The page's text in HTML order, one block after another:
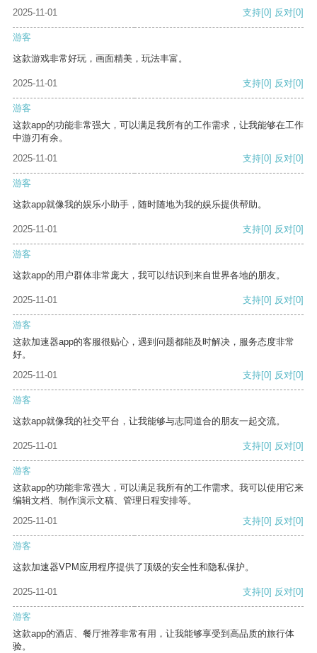
2025-11-01 支持[0] 反对[0]
游客
这款游戏非常好玩，画面精美，玩法丰富。
2025-11-01 支持[0] 反对[0]
游客
这款app的功能非常强大，可以满足我所有的工作需求，让我能够在工作
中游刃有余。
2025-11-01
支持[0] 反对[0]
游客
这款app就像我的娱乐小助手，随时随地为我的娱乐提供帮助。
2025-11-01 支持[0] 反对[0]
游客
这款app的用户群体非常庞大，我可以结识到来自世界各地的朋友。
2025-11-01 支持[0] 反对[0]
游客
这款加速器app的客服很贴心，遇到问题都能及时解决，服务态度非常
好。
2025-11-01
支持[0] 反对[0]
游客
这款app就像我的社交平台，让我能够与志同道合的朋友一起交流。
2025-11-01 支持[0] 反对[0]
游客
这款app的功能非常强大，可以满足我所有的工作需求。我可以使用它来
编辑文档、制作演示文稿、管理日程安排等。
2025-11-01
支持[0] 反对[0]
游客
这款加速器VPM应用程序提供了顶级的安全性和隐私保护。
2025-11-01 支持[0] 反对[0]
游客
这款app的酒店、餐厅推荐非常有用，让我能够享受到高品质的旅行体
验。